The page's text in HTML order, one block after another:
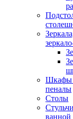
Шкафы
пеналы
Столы
ванной